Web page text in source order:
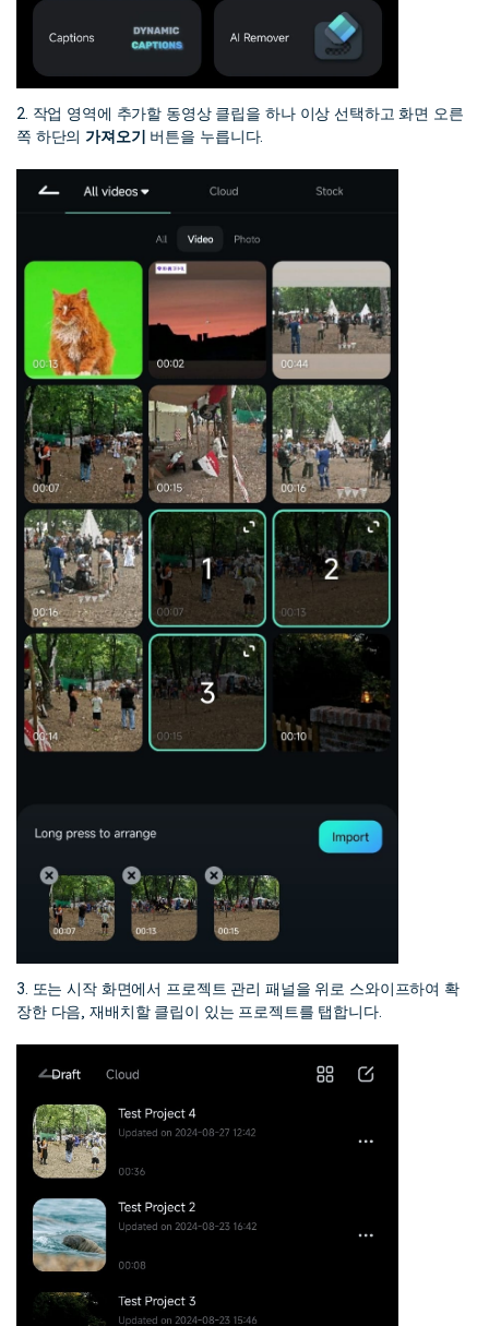
2. 작업 영역에 추가할 동영상 클립을 하나 이상 선택하고 화면 오른
쪽 하단의가져오기 버튼을 누릅니다.
3. 또는 시작 화면에서 프로젝트 관리 패널을 위로 스와이프하여 확
장한 다음, 재배치할 클립이 있는 프로젝트를 탭합니다.